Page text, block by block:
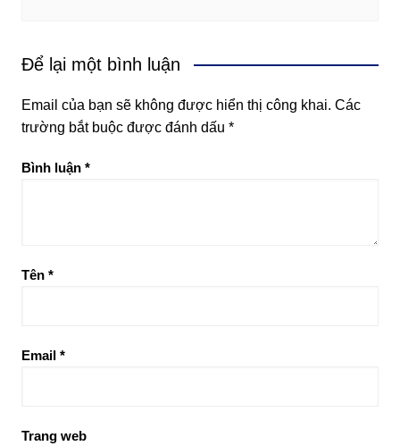
Để lại một bình luận
Email của bạn sẽ không được hiển thị công khai. Các
trường bắt buộc được đánh dấu *
Bình luận *
Tên *
Email *
Trang web